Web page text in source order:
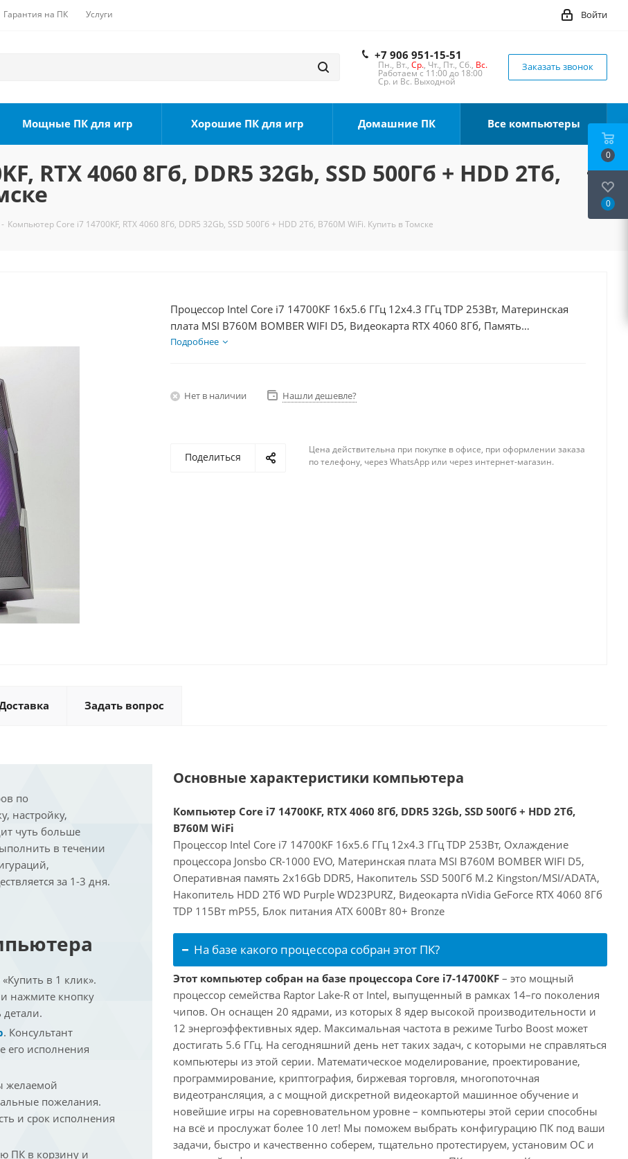
Гарантия на ПК Услуги Войти
+7 906 951-15-51
Пн., Вт., Ср., Чт., Пт., Сб., Вс.
Работаем с 11:00 до 18:00
Ср. и Вс. Выходной
Заказать звонок
Мощные ПК для игр Хорошие ПК для игр Домашние ПК Все компьютеры
RTX 4060 8Гб, DDR5 32Gb, SSD 500Гб + HDD 2Тб,
- Компьютер Core i7 14700KF, RTX 4060 8Гб, DDR5 32Gb, SSD 500Гб + HDD 2Тб, B760M WiFi. Купить в Томске
Процессор Intel Core i7 14700KF 16x5.6 ГГц 12x4.3 ГГц TDP 253Вт, Материнская
плата MSI B760M BOMBER WIFI D5, Видеокарта RTX 4060 8Гб, Память
DDR5 32Gb, Диски SSD 500Гб + HDD 2Тб, БП 600Вт
Подробнее
Нет в наличии Нашли дешевле?
Поделиться
Цена действительна при покупке в офисе, при оформлении заказа
по телефону, через WhatsApp или через интернет-магазин.
Задать вопрос
по
настройку,
чуть больше
в течении
за 1-3 дня.
в 1 клик».
нажмите кнопку
. Консультант
его исполнения
желаемой
пожелания.
и срок исполнения
ПК в корзину и
Основные характеристики компьютера
Компьютер Core i7 14700KF, RTX 4060 8Гб, DDR5 32Gb, SSD 500Гб + HDD 2Тб,
B760M WiFi
Процессор Intel Core i7 14700KF 16x5.6 ГГц 12x4.3 ГГц TDP 253Вт, Охлаждение
процессора Jonsbo CR-1000 EVO, Материнская плата MSI B760M BOMBER WIFI D5,
Оперативная память 2x16Gb DDR5, Накопитель SSD 500Гб M.2 Kingston/MSI/ADATA,
Накопитель HDD 2Тб WD Purple WD23PURZ, Видеокарта nVidia GeForce RTX 4060 8Гб
TDP 115Вт mP55, Блок питания ATX 600Вт 80+ Bronze
На базе какого процессора собран этот ПК?
Этот компьютер собран на базе процессора Core i7-14700KF – это мощный
процессор семейства Raptor Lake-R от Intel, выпущенный в рамках 14–го поколения
чипов. Он оснащен 20 ядрами, из которых 8 ядер высокой производительности и
12 энергоэффективных ядер. Максимальная частота в режиме Turbo Boost может
достигать 5.6 ГГц. На сегодняшний день нет таких задач, с которыми не справляться
компьютеры из этой серии. Математическое моделирование, проектирование,
программирование, криптография, биржевая торговля, многопоточная
видеотрансляция, а с мощной дискретной видеокартой машинное обучение и
новейшие игры на соревновательном уровне – компьютеры этой серии способны
на всё и прослужат более 10 лет! Мы поможем выбрать конфигурацию ПК под ваши
задачи, быстро и качественно соберем, тщательно протестируем, установим ОС и
0
0